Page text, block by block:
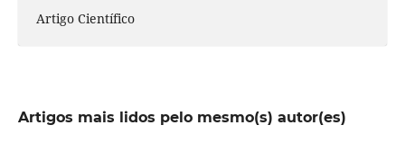
Artigo Científico
Artigos mais lidos pelo mesmo(s) autor(es)